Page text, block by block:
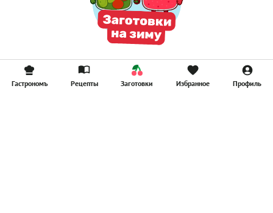
Гастрономъ Рецепты Заготовки Избранное Профиль